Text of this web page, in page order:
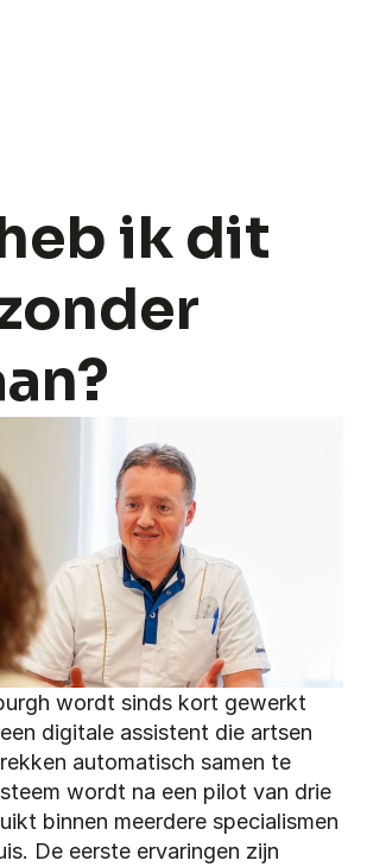
ik dit
wordt sinds kort gewerkt
digitale assistent die artsen
automatisch samen te
wordt na een pilot van drie
binnen meerdere specialismen
De eerste ervaringen zijn